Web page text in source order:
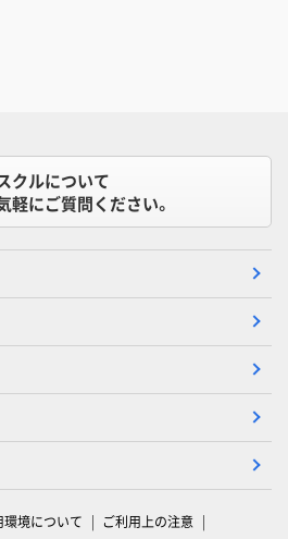
クルについて
軽にご質問ください。
環境について ご利用上の注意